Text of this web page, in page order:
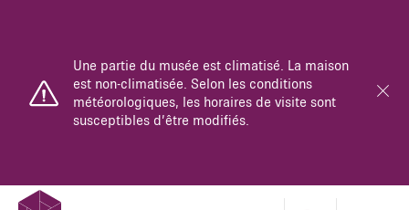
Une partie du musée est climatisé. La maison
est non-climatisée. Selon les conditions
météorologiques, les horaires de visite sont
susceptibles d’être modifiés.